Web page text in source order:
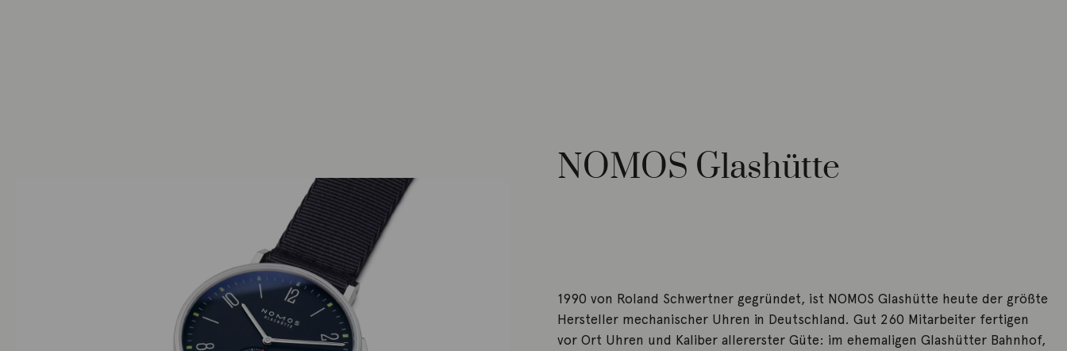
NOMOS Glashütte
1990 von Roland Schwertner gegründet, ist NOMOS Glashütte heute der größte
Hersteller mechanischer Uhren in Deutschland. Gut 260 Mitarbeiter fertigen
vor Ort Uhren und Kaliber allererster Güte: im ehemaligen Glashütter Bahnhof,